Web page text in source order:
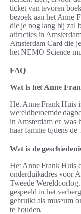
ticket van tevoren
bezoek aan het Anne
die je nog lang bij zal
attracties in
Amsterdam Card die
het NEMO Science
FAQ
Wat is het Anne
Het Anne Frank Huis
wereldberoemde
in Amsterdam en was
haar familie tijdens de
Wat is de
Het Anne Frank Huis
onderduikadres voor
Tweede
gespeeld in het
gebruikt als museum
te houden.